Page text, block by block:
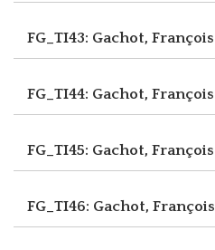
FG_TI43: Gachot, François
FG_TI44: Gachot, François
FG_TI45: Gachot, François
FG_TI46: Gachot, François